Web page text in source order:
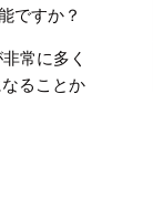
ですか？
常に多く
ることか